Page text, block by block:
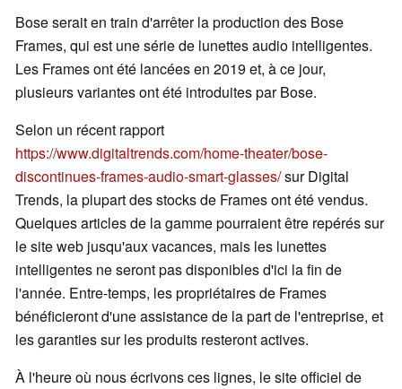
Bose serait en train d'arrêter la production des Bose
Frames, qui est une série de lunettes audio intelligentes.
Les Frames ont été lancées en 2019 et, à ce jour,
plusieurs variantes ont été introduites par Bose.
Selon un récent rapport
https://www.digitaltrends.com/home-theater/bose-
discontinues-frames-audio-smart-glasses/sur Digital
Trends, la plupart des stocks de Frames ont été vendus.
Quelques articles de la gamme pourraient être repérés sur
le site web jusqu'aux vacances, mais les lunettes
intelligentes ne seront pas disponibles d'ici la fin de
l'année. Entre-temps, les propriétaires de Frames
bénéficieront d'une assistance de la part de l'entreprise, et
les garanties sur les produits resteront actives.
À l'heure où nous écrivons ces lignes, le site officiel de